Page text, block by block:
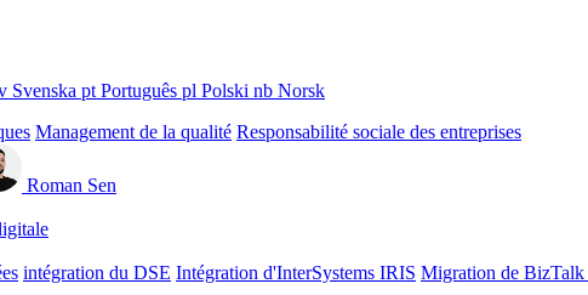
Svenska pt Português pl Polski nb Norsk
Management de la qualité Responsabilité sociale des entreprises
Roman Sen
intégration du DSE Intégration d'InterSystems IRIS Migration de BizTalk